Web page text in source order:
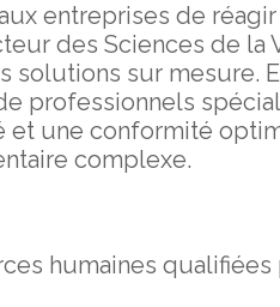
entreprises de
des Sciences de la
solutions sur mesure.
professionnels
une conformité
complexe.
humaines